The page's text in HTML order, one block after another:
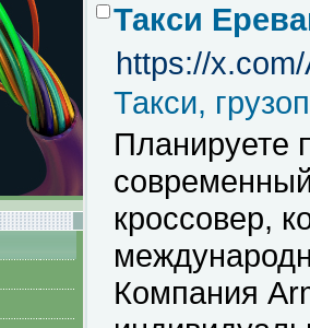
Такси
https://
Такси,
Планируете
кроссовер,
Компания